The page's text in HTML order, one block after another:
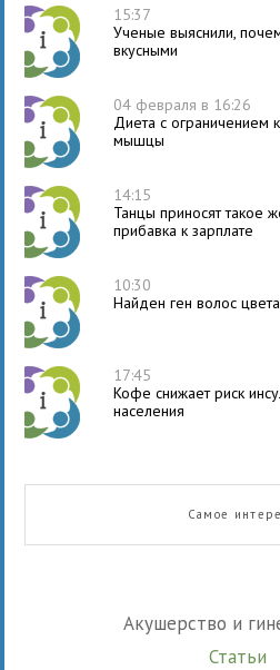
15:37
Ученые выяснили,
вкусными
04 февраля в 16:26
Диета с ограничением
мышцы
14:15
Танцы приносят такое
прибавка к зарплате
10:30
Найден ген волос
17:45
Кофе снижает риск
населения
Самое
Акушерство и
Статьи